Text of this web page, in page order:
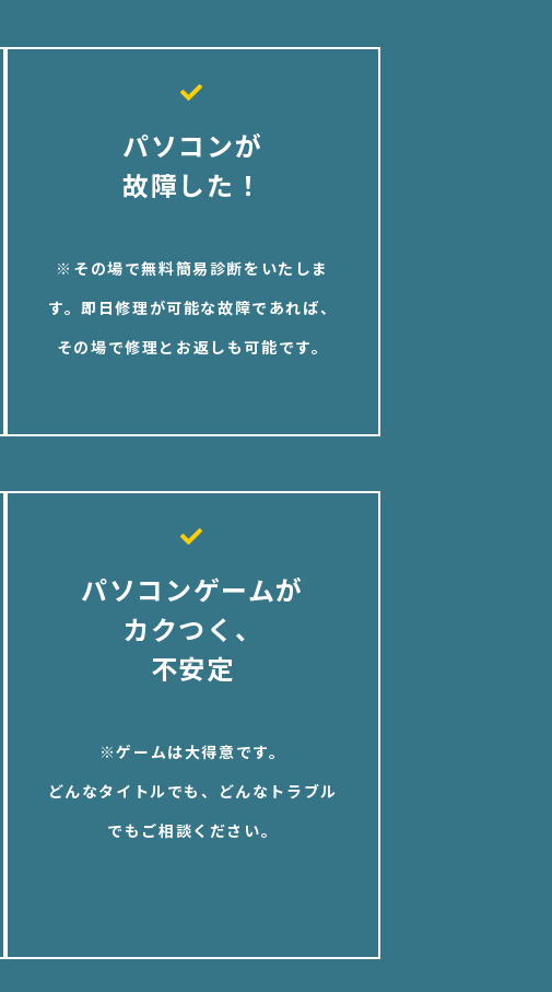
パソコンが
故障した！
※その場で無料簡易診断をいたしま
す。即日修理が可能な故障であれば、
その場で修理とお返しも可能です。
パソコンゲームが
カクつく、
不安定
※ゲームは大得意です。
どんなタイトルでも、どんなトラブル
でもご相談ください。